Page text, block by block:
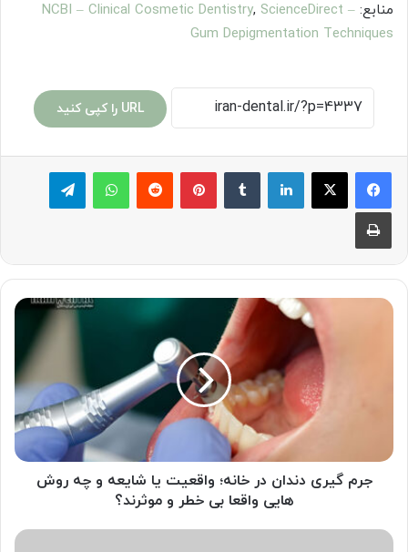
منابع: NCBI – Clinical Cosmetic Dentistry, ScienceDirect –
Gum Depigmentation Techniques
URL را کپی کنید
لینکدین ‫تامبلر پینترست‫رددیت واتس آپ تلگرام
چاپ
جرم
و
واقعا
جرم گیری دندان در خانه؛ واقعیت یا شایعه و چه روش
هایی واقعا بی خطر و موثرند؟
روشهای